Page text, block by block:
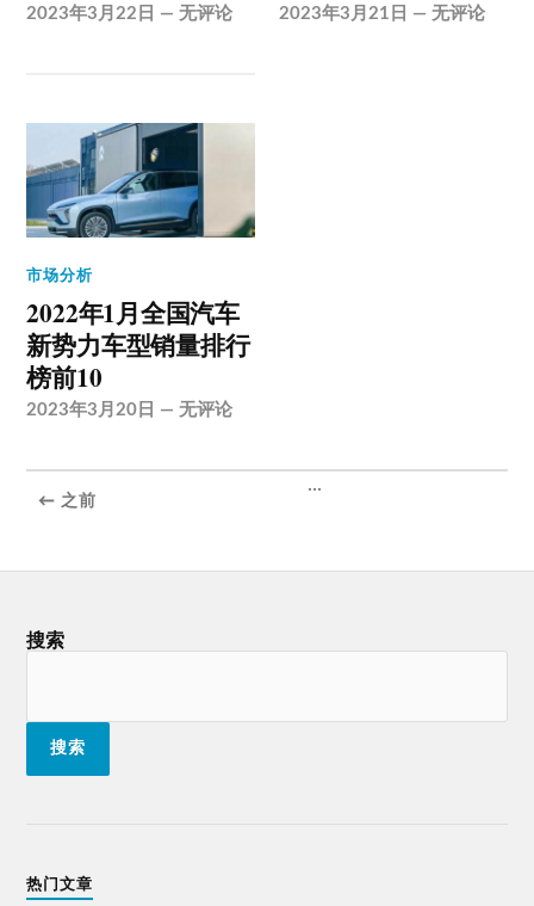
2023年3月22日 —无评论 2023年3月21日 —无评论
市场分析
2022年1月全国汽车
新势力车型销量排行
榜前10
2023年3月20日 —无评论
← 之前
...
搜索
搜索
热门文章